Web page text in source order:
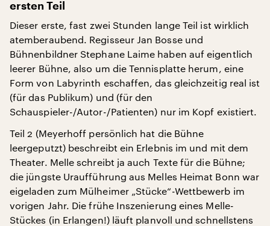
ersten Teil
Dieser erste, fast zwei Stunden lange Teil ist wirklich
atemberaubend. Regisseur Jan Bosse und
Bühnenbildner Stephane Laime haben auf eigentlich
leerer Bühne, also um die Tennisplatte herum, eine
Form von Labyrinth eschaffen, das gleichzeitig real ist
(für das Publikum) und (für den
Schauspieler-/Autor-/Patienten) nur im Kopf existiert.
Teil 2 (Meyerhoff persönlich hat die Bühne
leergeputzt) beschreibt ein Erlebnis im und mit dem
Theater. Melle schreibt ja auch Texte für die Bühne;
die jüngste Uraufführung aus Melles Heimat Bonn war
eigeladen zum Mülheimer „Stücke“-Wettbewerb im
vorigen Jahr. Die frühe Inszenierung eines Melle-
Stückes (in Erlangen!) läuft planvoll und schnellstens